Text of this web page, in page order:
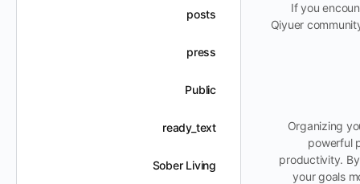
If you
Qiyuer
Organizing
powerful
productivity.
your goals
posts
press
Public
ready_text
Sober Living